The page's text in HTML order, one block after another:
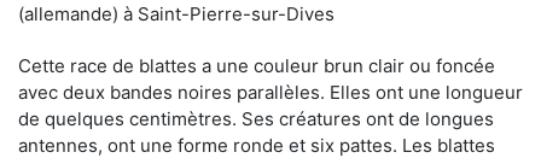
(allemande) à Saint-Pierre-sur-Dives
Cette race de blattes a une couleur brun clair ou foncée
avec deux bandes noires parallèles. Elles ont une longueur
de quelques centimètres. Ses créatures ont de longues
antennes, ont une forme ronde et six pattes. Les blattes